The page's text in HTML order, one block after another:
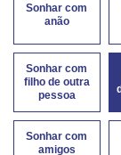
Sonhar com
anão
Sonhar com
filho de outra
pessoa
Sonhar com
amigos